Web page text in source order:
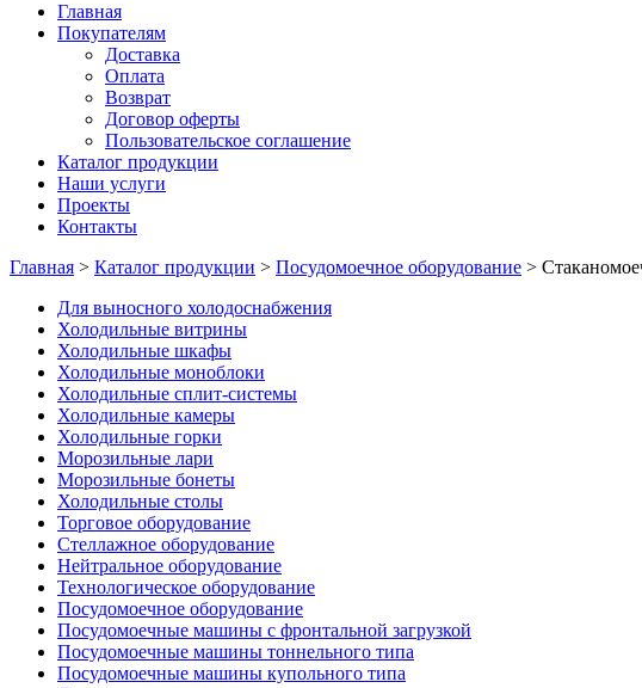
Главная
Покупателям
Доставка
Оплата
Возврат
Договор оферты
Пользовательское соглашение
Каталог продукции
Наши услуги
Проекты
Контакты
Главная > Каталог продукции > Посудомоечное оборудование >
Для выносного холодоснабжения
Холодильные витрины
Холодильные шкафы
Холодильные моноблоки
Холодильные сплит-системы
Холодильные камеры
Холодильные горки
Морозильные лари
Морозильные бонеты
Холодильные столы
Торговое оборудование
Стеллажное оборудование
Нейтральное оборудование
Технологическое оборудование
Посудомоечное оборудование
Посудомоечные машины с фронтальной загрузкой
Посудомоечные машины тоннельного типа
Посудомоечные машины купольного типа